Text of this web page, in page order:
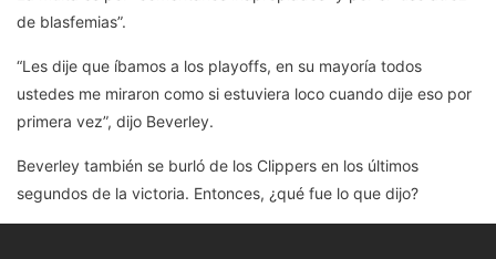
de blasfemias”.
“Les dije que íbamos a los playoffs, en su mayoría todos
ustedes me miraron como si estuviera loco cuando dije eso por
primera vez”, dijo Beverley.
Beverley también se burló de los Clippers en los últimos
segundos de la victoria. Entonces, ¿qué fue lo que dijo?